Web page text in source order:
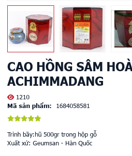
CAO HỒNG SÂM
ACHIMMADANG
1210
Mã sản phẩm:
1684058581
Trình bầy:hũ 500gr trong hộp gỗ
Xuất xứ: Geumsan - Hàn Quốc